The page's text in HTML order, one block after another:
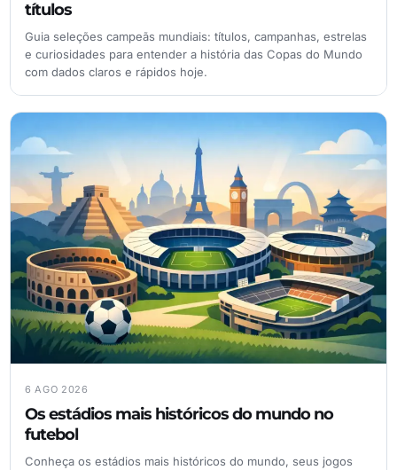
títulos
Guia seleções campeãs mundiais: títulos, campanhas, estrelas
e curiosidades para entender a história das Copas do Mundo
com dados claros e rápidos hoje.
6 AGO 2026
Os estádios mais históricos do mundo no
futebol
Conheça os estádios mais históricos do mundo, seus jogos